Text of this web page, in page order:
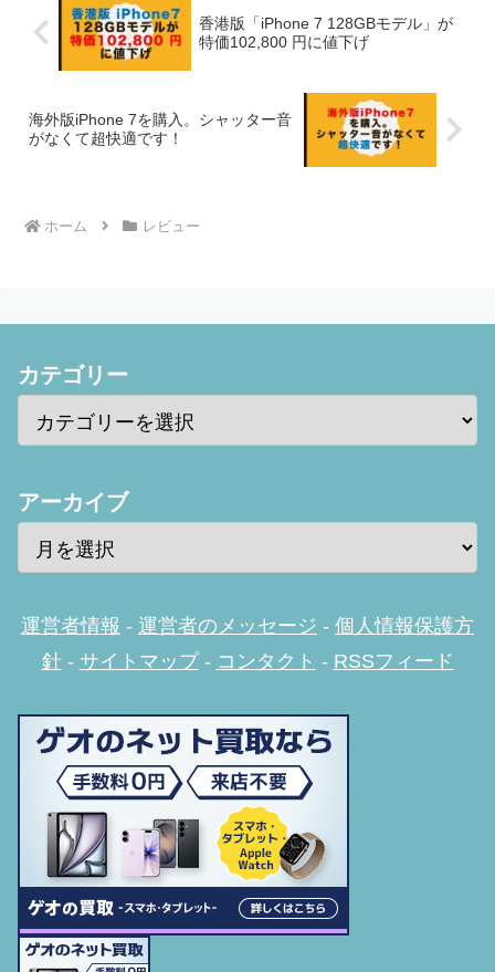
香港版「iPhone 7 128GBモデル」が
特価102,800 円に値下げ
海外版iPhone 7を購入。シャッター音
がなくて超快適です！
ホーム レビュー
カテゴリー
アーカイブ
運営者情報 - 運営者のメッセージ - 個人情報保護方
針- サイトマップ- コンタクト - RSSフィード